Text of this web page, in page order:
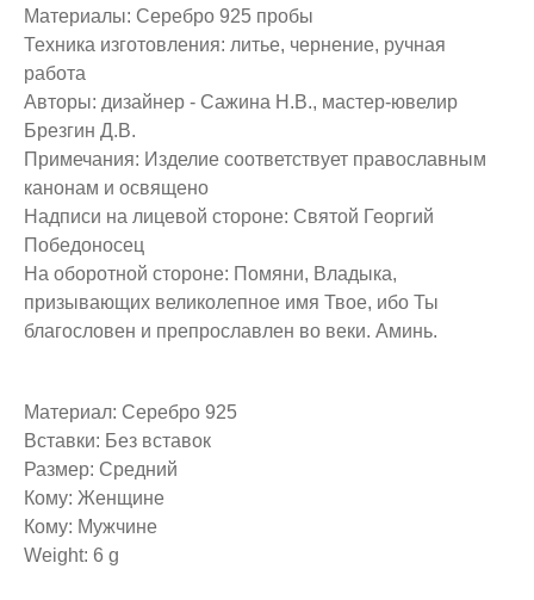
Материалы: Серебро 925 пробы
Техника изготовления: литье, чернение, ручная
работа
Авторы: дизайнер - Сажина Н.В., мастер-ювелир
Брезгин Д.В.
Примечания: Изделие соответствует православным
канонам и освящено
Надписи на лицевой стороне: Святой Георгий
Победоносец
На оборотной стороне: Помяни, Владыка,
призывающих великолепное имя Твое, ибо Ты
благословен и препрославлен во веки. Аминь.
Материал: Серебро 925
Вставки: Без вставок
Размер: Средний
Кому: Женщине
Кому: Мужчине
Weight: 6 g